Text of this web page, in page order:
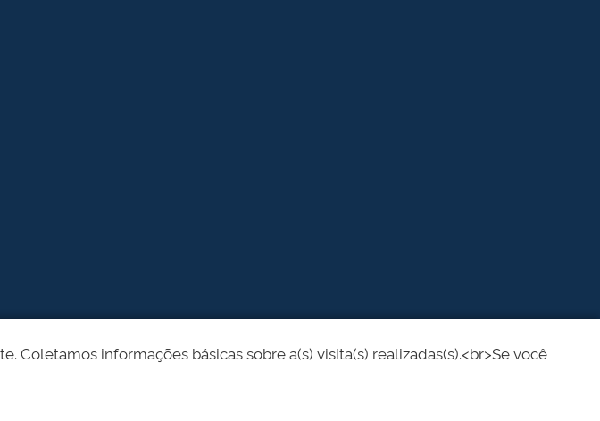
informações básicas sobre a(s) visita(s) realizadas(s).<br>Se você